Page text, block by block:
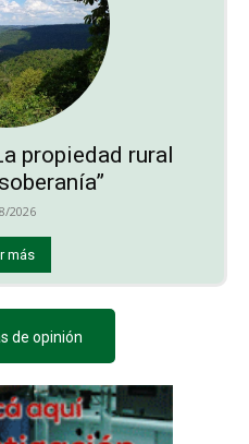
propiedad rural
2026
más
de opinión